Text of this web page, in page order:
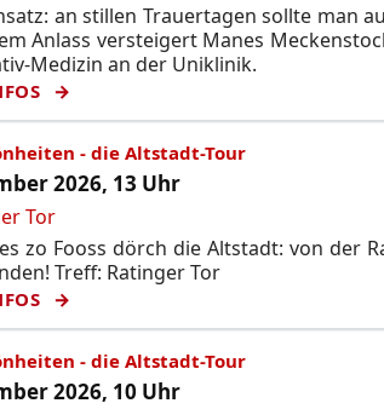
an stillen Trauertagen sollte man
Anlass versteigert Manes
Medizin an der Uniklinik.
- die Altstadt-Tour
2026, 13 Uhr
Tor
zo Fooss dörch die Altstadt: von der
Treff: Ratinger Tor
- die Altstadt-Tour
2026, 10 Uhr